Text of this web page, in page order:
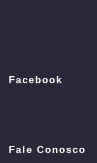
Facebook
Fale Conosco